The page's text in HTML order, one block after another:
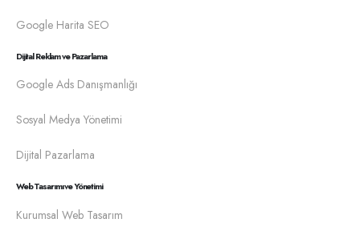
Google Harita SEO
Dijital Reklam ve Pazarlama
Google Ads Danışmanlığı
Sosyal Medya Yönetimi
Dijital Pazarlama
Web Tasarımı ve Yönetimi
Kurumsal Web Tasarım